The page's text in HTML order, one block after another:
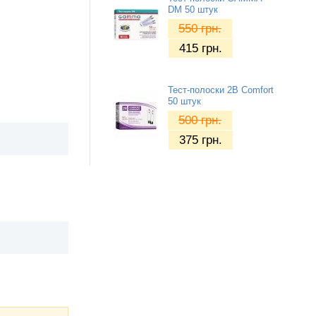
DM 50 штук
550грн.
415 грн.
Тест-полоски 2B Comfort
50 штук
500грн.
375 грн.